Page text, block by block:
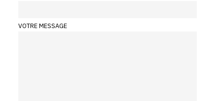
VOTRE MESSAGE